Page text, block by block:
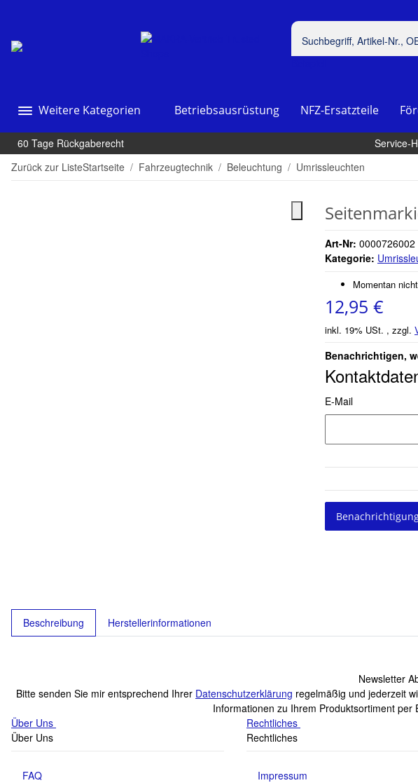
Weitere Kategorien Betriebsausrüstung NFZ-Ersatzteile
60 Tage Rückgaberecht Service-
Zurück zur ListeStartseite Fahrzeugtechnik Beleuchtung Umrissleuchten
Art-Nr: 0000726002
Kategorie:
Momentan
12,95 €
inkl. 19% USt. , zzgl.
Benachrichtigen,
E-Mail
Beschreibung Herstellerinformationen
Newsletter
Bitte senden Sie mir entsprechend Ihrer Datenschutzerklärung regelmäßig und jederzeit
Informationen zu Ihrem Produktsortiment per
Über Uns
Über Uns
FAQ
Rechtliches
Rechtliches
Impressum